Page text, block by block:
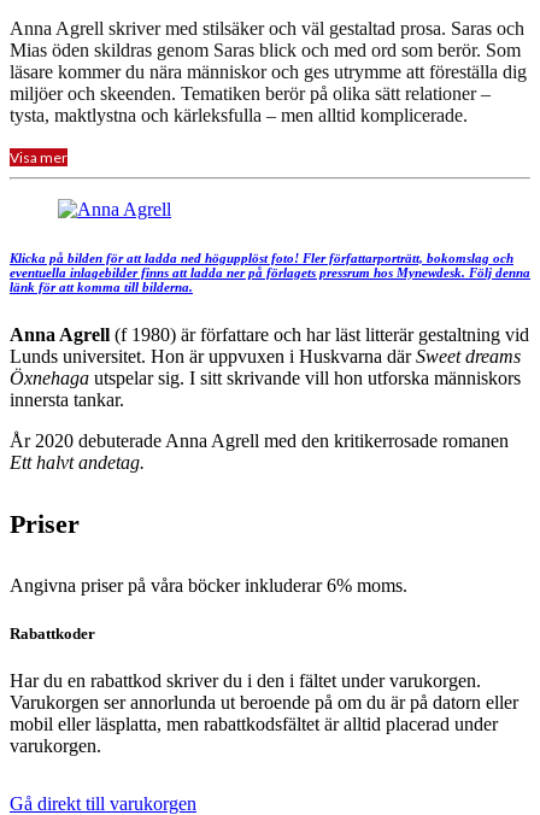
Anna Agrell skriver med stilsäker och väl gestaltad prosa. Saras och
Mias öden skildras genom Saras blick och med ord som berör. Som
läsare kommer du nära människor och ges utrymme att föreställa dig
miljöer och skeenden. Tematiken berör på olika sätt relationer –
tysta, maktlystna och kärleksfulla – men alltid komplicerade.
Visa mer
Klicka på bilden för att ladda ned högupplöst foto! Fler författarporträtt, bokomslag och
eventuella inlagebilder finns att ladda ner på förlagets pressrum hos Mynewdesk. Följ denna
länk för att komma till bilderna.
Anna Agrell (f 1980) är författare och har läst litterär gestaltning vid
Lunds universitet. Hon är uppvuxen i Huskvarna därSweet dreams
Öxnehaga utspelar sig. I sitt skrivande vill hon utforska människors
innersta tankar.
År 2020 debuterade Anna Agrell med den kritikerrosade romanen
Ett halvt andetag.
Priser
Angivna priser på våra böcker inkluderar 6% moms.
Rabattkoder
Har du en rabattkod skriver du i den i fältet under varukorgen.
Varukorgen ser annorlunda ut beroende på om du är på datorn eller
mobil eller läsplatta, men rabattkodsfältet är alltid placerad under
varukorgen.
Gå direkt till varukorgen